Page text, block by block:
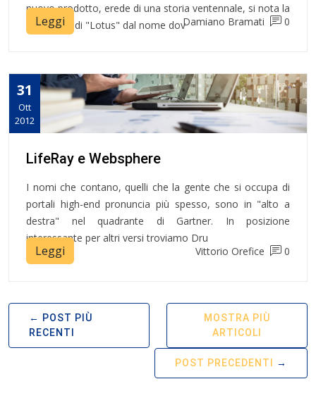
nuovo prodotto, erede di una storia ventennale, si nota la
rimozione di "Lotus" dal nome dov
Leggi Damiano Bramati 0
31
Ott
2012
LifeRay e Websphere
I nomi che contano, quelli che la gente che si occupa di
portali high-end pronuncia più spesso, sono in "alto a
destra" nel quadrante di Gartner. In posizione
interessante per altri versi troviamo Dru
Leggi Vittorio Orefice 0
POST PIÙ
RECENTI
MOSTRA PIÙ
ARTICOLI
POST PRECEDENTI